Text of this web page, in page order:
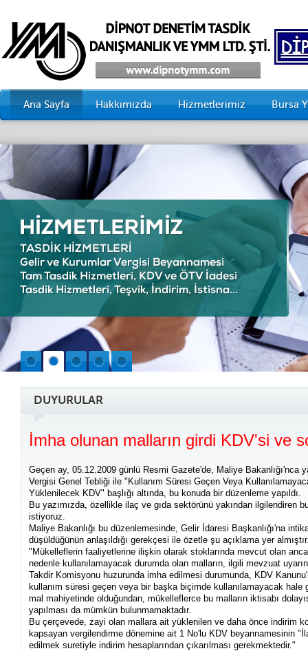
Ana Sayfa Hakkımızda Hizmetlerimiz Bursa
DUYURULAR
İmha olunan malların girdi KDV'si ve
Geçen ay, 05.12.2009 günlü Resmi Gazete'de, Maliye Bakanlığı'nca
Vergisi Genel Tebliği ile "Kullanım Süresi Geçen Veya
Yüklenilecek KDV" başlığı altında, bu konuda bir düzenleme yapıldı.
Bu yazımızda, özellikle ilaç ve gıda sektörünü yakından ilgilendiren
istiyoruz.
Maliye Bakanlığı bu düzenlemesinde, Gelir İdaresi Başkanlığı'na
düşüldüğünün anlaşıldığı gerekçesi ile özetle şu açıklama yer
"Mükelleflerin faaliyetlerine ilişkin olarak stoklarında mevcut olan
nedenle kullanılamayacak durumda olan malların, ilgili mevzuat
Takdir Komisyonu huzurunda imha edilmesi durumunda, KDV
kullanım süresi geçen veya bir başka biçimde kullanılamayacak
mal mahiyetinde olduğundan, mükelleflerce bu malların iktisabı
yapılması da mümkün bulunmamaktadır.
Bu çerçevede, zayi olan mallara ait yüklenilen ve daha önce indirim
kapsayan vergilendirme dönemine ait 1 No'lu KDV beyannamesinin
edilmek suretiyle indirim hesaplarından çıkarılması gerekmektedir."